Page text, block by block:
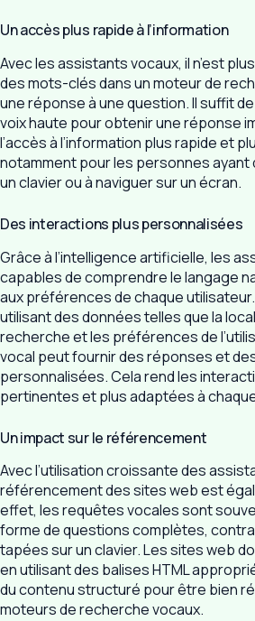
Un accès plus rapide à l’information
Avec les assistants vocaux, il n’est
des mots-clés dans un moteur de
une réponse à une question. Il suffit
voix haute pour obtenir une réponse
l’accès à l’information plus rapide et
notamment pour les personnes ayant
un clavier ou à naviguer sur un écran.
Des interactions plus personnalisées
Grâce à l’intelligence artificielle, les
capables de comprendre le langage
aux préférences de chaque
utilisant des données telles que la
recherche et les préférences de
vocal peut fournir des réponses et
personnalisées. Cela rend les
pertinentes et plus adaptées à
Un impact sur le référencement
Avec l’utilisation croissante des
référencement des sites web est
effet, les requêtes vocales sont
forme de questions complètes,
tapées sur un clavier. Les sites web
en utilisant des balises HTML
du contenu structuré pour être bien
moteurs de recherche vocaux.